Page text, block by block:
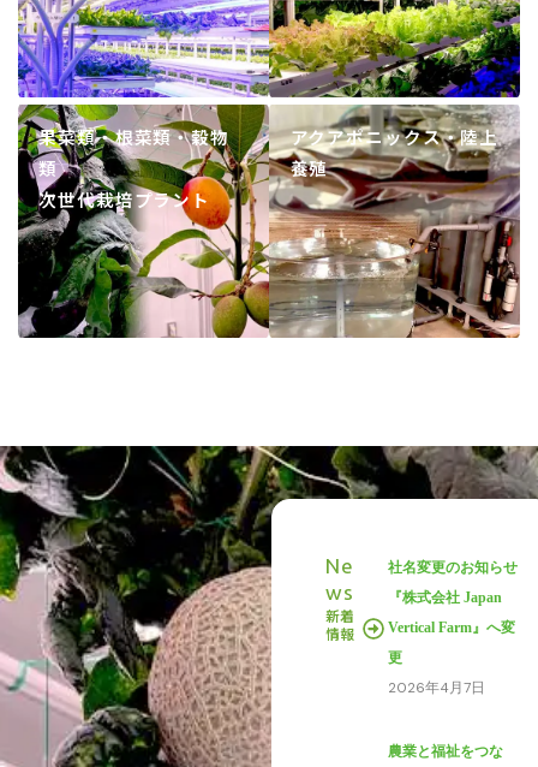
果菜類・根菜類・穀物
類
次世代栽培プラント
アクアポニックス・陸上
養殖
Ne
ws
新着
情報
社名変更のお知らせ
『株式会社 Japan
Vertical Farm』へ変
更
2026年4月7日
農業と福祉をつな